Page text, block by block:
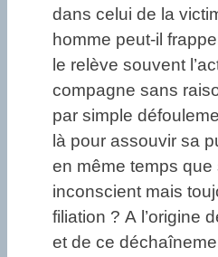
dans celui de la
homme peut-il
le relève souvent
compagne sans
par simple
là pour assouvir sa
en même temps que
inconscient mais
filiation ? A l’origine
et de ce